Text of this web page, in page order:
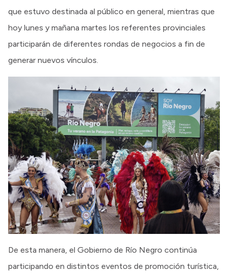
que estuvo destinada al público en general, mientras que
hoy lunes y mañana martes los referentes provinciales
participarán de diferentes rondas de negocios a fin de
generar nuevos vínculos.
De esta manera, el Gobierno de Río Negro continúa
participando en distintos eventos de promoción turística,